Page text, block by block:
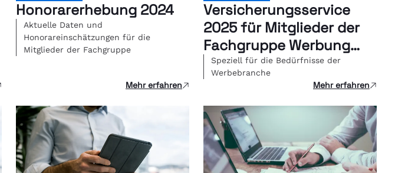
Honorarerhebung 2024
Aktuelle Daten und
Honorareinschätzungen für die
Mitglieder der Fachgruppe
Mehr erfahren
Versicherungsservice
2025 für Mitglieder der
Fachgruppe Werbung
Wien
Speziell für die Bedürfnisse der
Werbebranche
Mehr erfahren